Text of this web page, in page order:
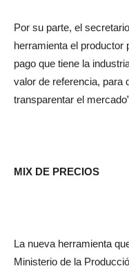
herramienta el productor
pago que tiene la
valor de referencia, para
transparentar el
Ministerio de la
los distintos productos